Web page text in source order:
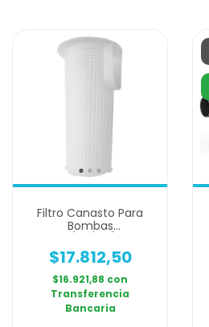
Filtro Canasto Para
Bombas
$17.812,50
$16.921,88 con
Transferencia
Bancaria